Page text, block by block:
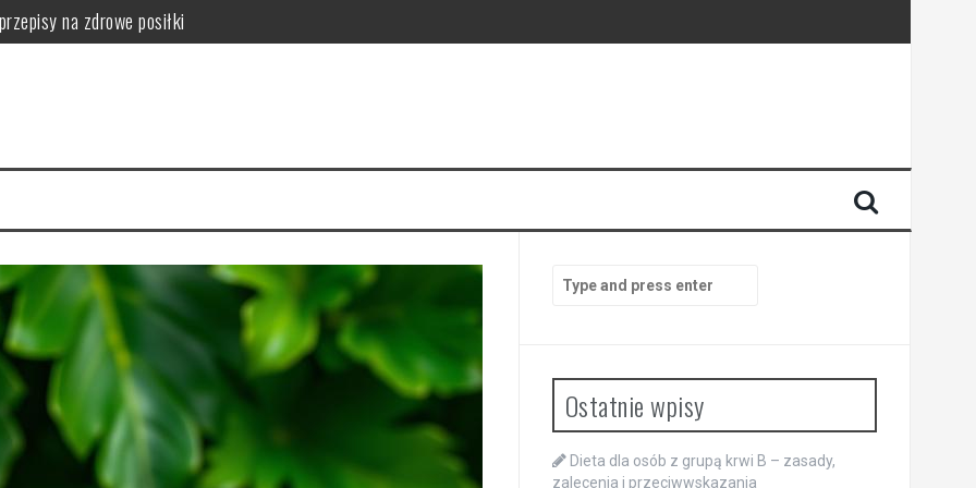
na zdrowe posiłki
i mięśni
skóry
i przeciwwskazania
Search
for:
Ostatnie wpisy
Dieta dla osób z grupą krwi B – zasady,
zalecenia i przeciwwskazania